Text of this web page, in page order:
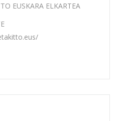
EUSKARA ELKARTEA